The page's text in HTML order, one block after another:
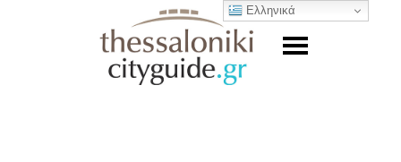
Ελληνικά